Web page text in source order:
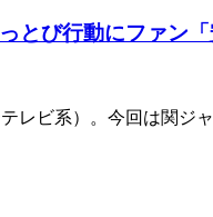
とび行動にファン
レビ系）。今回は関